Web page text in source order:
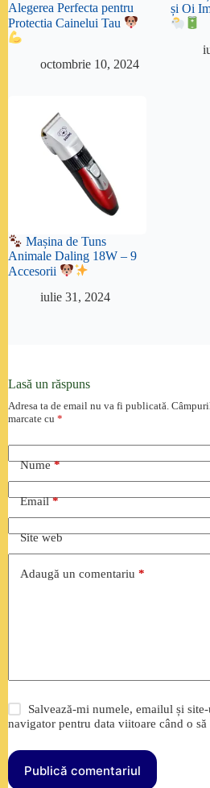
Alegerea Perfecta pentru
Protectia Cainelui Tau
octombrie 10, 2024
și Oi
Mașina de Tuns
Animale Daling 18W – 9
Accesorii
iulie 31, 2024
Lasă un răspuns
Adresa ta de email nu va fi publicată.
marcate cu *
Nume*
Email*
Site web
Adaugă un comentariu *
Salvează-mi numele, emailul și
navigator pentru data viitoare când o să
Publică comentariul